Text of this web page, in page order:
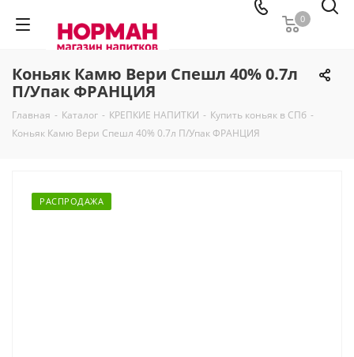
0
Коньяк Камю Вери Спешл 40% 0.7л
П/Упак ФРАНЦИЯ
Главная - Каталог - КРЕПКИЕ НАПИТКИ - Купить коньяк в СПб -
Коньяк Камю Вери Спешл 40% 0.7л П/Упак ФРАНЦИЯ
РАСПРОДАЖА